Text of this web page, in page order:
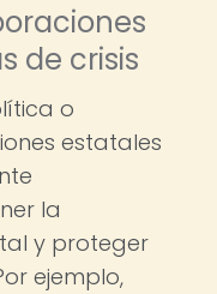
de crisis
o
estatales
la
y proteger
ejemplo,